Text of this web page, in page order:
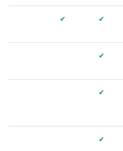
✔
✔
✔
✔
✔